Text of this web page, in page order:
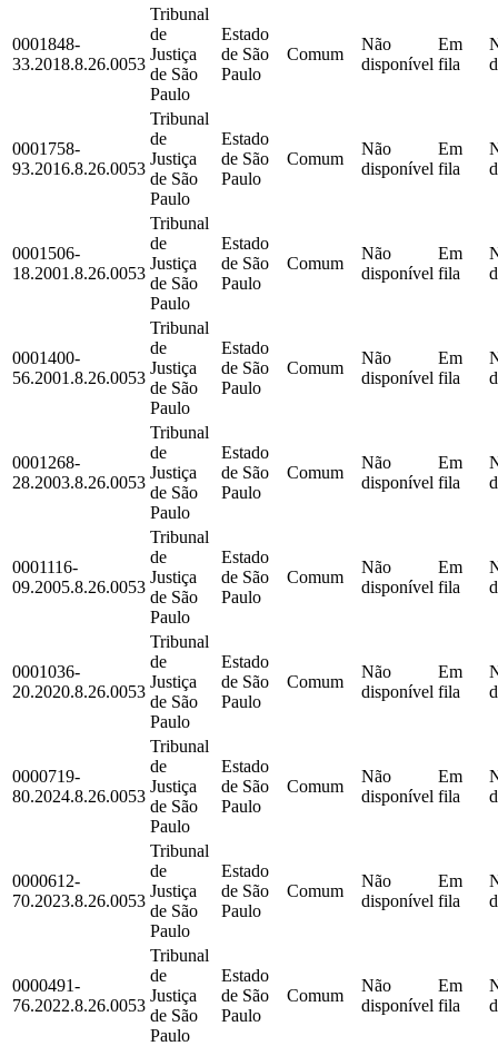
0001848-
33.2018.8.26.0053
Tribunal
de
Justiça
de São
Paulo
Estado
de São
Paulo
Comum
Não
disponível
Em
fila
0001758-
93.2016.8.26.0053
Tribunal
de
Justiça
de São
Paulo
Estado
de São
Paulo
Comum
Não
disponível
Em
fila
0001506-
18.2001.8.26.0053
Tribunal
de
Justiça
de São
Paulo
Estado
de São
Paulo
Comum
Não
disponível
Em
fila
0001400-
56.2001.8.26.0053
Tribunal
de
Justiça
de São
Paulo
Estado
de São
Paulo
Comum
Não
disponível
Em
fila
0001268-
28.2003.8.26.0053
Tribunal
de
Justiça
de São
Paulo
Estado
de São
Paulo
Comum
Não
disponível
Em
fila
0001116-
09.2005.8.26.0053
Tribunal
de
Justiça
de São
Paulo
Estado
de São
Paulo
Comum
Não
disponível
Em
fila
0001036-
20.2020.8.26.0053
Tribunal
de
Justiça
de São
Paulo
Estado
de São
Paulo
Comum
Não
disponível
Em
fila
0000719-
80.2024.8.26.0053
Tribunal
de
Justiça
de São
Paulo
Estado
de São
Paulo
Comum
Não
disponível
Em
fila
0000612-
70.2023.8.26.0053
Tribunal
de
Justiça
de São
Paulo
Estado
de São
Paulo
Comum
Não
disponível
Em
fila
0000491-
76.2022.8.26.0053
Tribunal
de
Justiça
de São
Paulo
Estado
de São
Paulo
Comum
Não
disponível
Em
fila